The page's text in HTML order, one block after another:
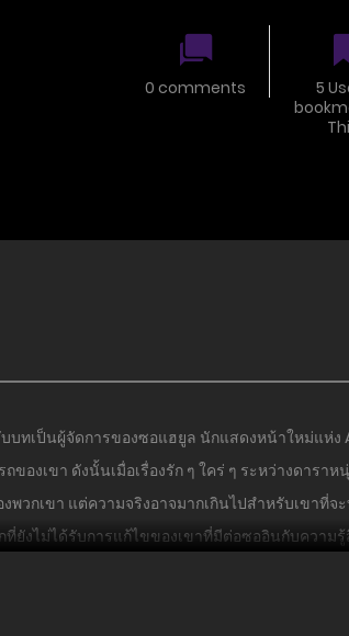
0 comments
5
บทเป็นผู้จัดการของซอแฮยูล นักแสดงหน้าใหม่แห่ง
องเขา ดังนั้นเมื่อเรื่องรัก ๆ ใคร่ ๆ ระหว่างดารา
วกเขา แต่ความจริงอาจมากเกินไปสำหรับเขาที่จ
งไม่ได้รับการแก้ไขของเขาที่มีต่อซออินกับความ
วิตของพวกเขาไปตลอดกาล…